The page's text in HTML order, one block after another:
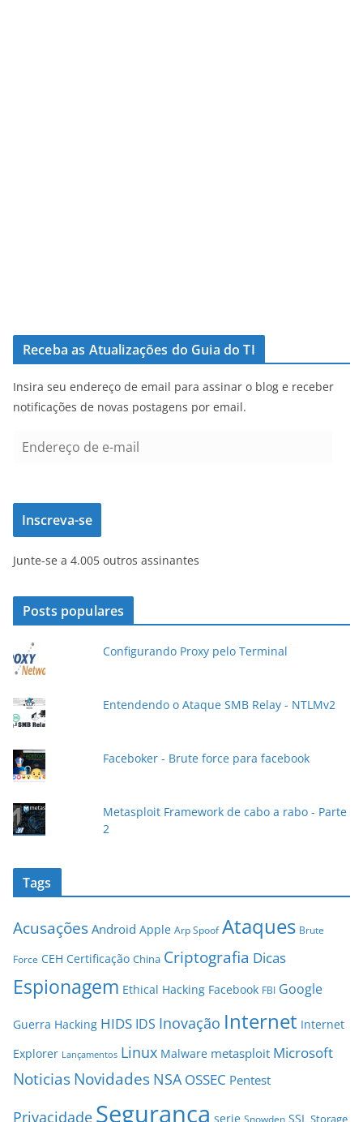
Receba as Atualizações do Guia do TI
Insira seu endereço de email para assinar o blog e receber
notificações de novas postagens por email.
e
e
ç
d
e
-
a
i
Inscreva-se
Junte-se a 4.005 outros assinantes
Posts populares
Configurando Proxy pelo Terminal
Entendendo o Ataque SMB Relay - NTLMv2
Faceboker - Brute force para facebook
Metasploit Framework de cabo a rabo - Parte
2
Tags
Acusações Android Apple Arp Spoof Ataques Brute
Force CEH Certificação China Criptografia Dicas
Espionagem Ethical Hacking Facebook FBI Google
Guerra Hacking HIDS IDS Inovação Internet Internet
Explorer Lançamentos Linux Malware metasploit Microsoft
NoticiasNovidades NSA OSSEC Pentest
Privacidade Segurança serie Snowden SSL Storage